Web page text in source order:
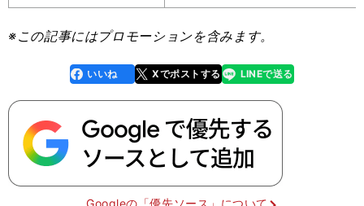
※この記事にはプロモーションを含みます。
faceboo
k
いいね Xでポストする
line LINEで送る